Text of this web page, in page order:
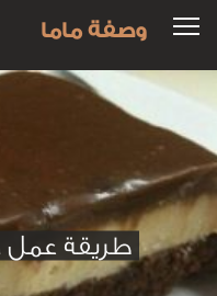
وصفة ماما
طريقة عمل